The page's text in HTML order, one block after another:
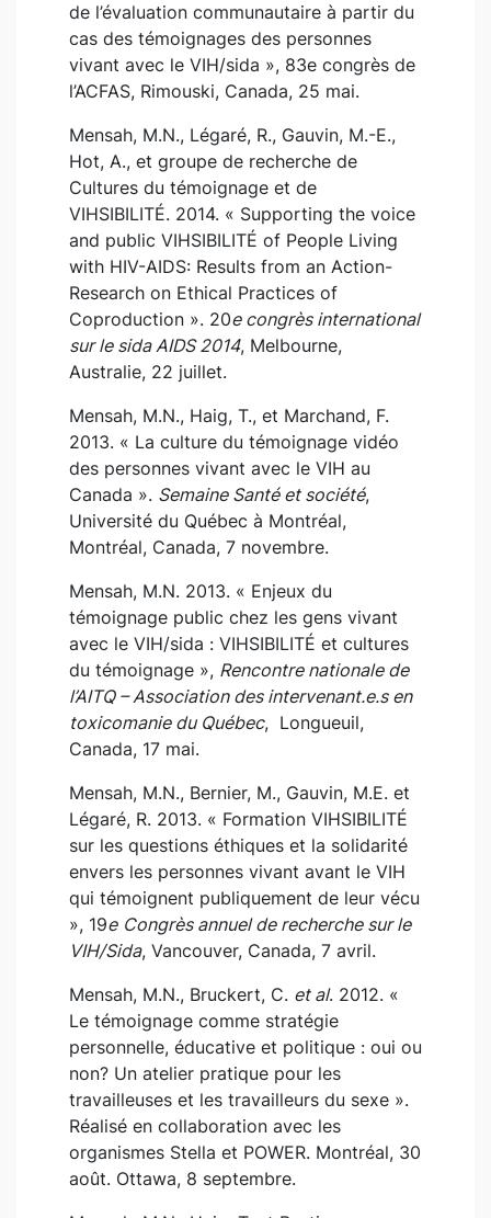
de l’évaluation communautaire à partir du
cas des témoignages des personnes
vivant avec le VIH/sida », 83e congrès de
l’ACFAS, Rimouski, Canada, 25 mai.
Mensah, M.N., Légaré, R., Gauvin, M.-E.,
Hot, A., et groupe de recherche de
Cultures du témoignage et de
VIHSIBILITÉ. 2014. « Supporting the voice
and public VIHSIBILITÉ of People Living
with HIV-AIDS: Results from an Action-
Research on Ethical Practices of
Coproduction ». 20e congrès international
sur le sida AIDS 2014, Melbourne,
Australie, 22 juillet.
Mensah, M.N., Haig, T., et Marchand, F.
2013. « La culture du témoignage vidéo
des personnes vivant avec le VIH au
Canada ». Semaine Santé et société,
Université du Québec à Montréal,
Montréal, Canada, 7 novembre.
Mensah, M.N. 2013. « Enjeux du
témoignage public chez les gens vivant
avec le VIH/sida : VIHSIBILITÉ et cultures
du témoignage », Rencontre nationale de
l’AITQ – Association des intervenant.e.s en
toxicomanie du Québec, Longueuil,
Canada, 17 mai.
Mensah, M.N., Bernier, M., Gauvin, M.E. et
Légaré, R. 2013. « Formation VIHSIBILITÉ
sur les questions éthiques et la solidarité
envers les personnes vivant avant le VIH
qui témoignent publiquement de leur vécu
», 19e Congrès annuel de recherche sur le
VIH/Sida, Vancouver, Canada, 7 avril.
Mensah, M.N., Bruckert, C. et al. 2012. «
Le témoignage comme stratégie
personnelle, éducative et politique : oui ou
non? Un atelier pratique pour les
travailleuses et les travailleurs du sexe ».
Réalisé en collaboration avec les
organismes Stella et POWER. Montréal, 30
août. Ottawa, 8 septembre.